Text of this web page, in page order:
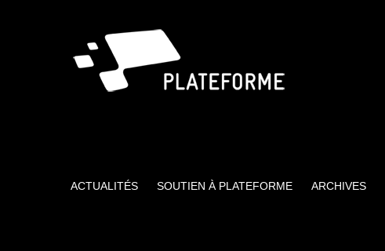
ACTUALITÉS SOUTIEN À PLATEFORME ARCHIVES